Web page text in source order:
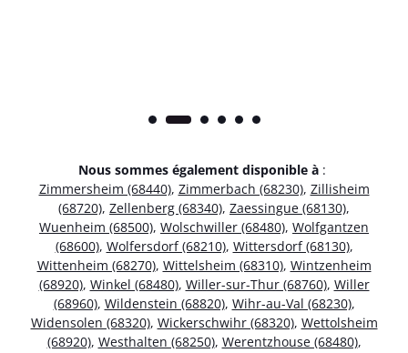
Nous sommes également disponible à :
Zimmersheim (68440), Zimmerbach (68230), Zillisheim
(68720), Zellenberg (68340), Zaessingue (68130),
Wuenheim (68500), Wolschwiller (68480), Wolfgantzen
(68600), Wolfersdorf (68210), Wittersdorf (68130),
Wittenheim (68270), Wittelsheim (68310), Wintzenheim
(68920), Winkel (68480), Willer-sur-Thur (68760), Willer
(68960), Wildenstein (68820), Wihr-au-Val (68230),
Widensolen (68320), Wickerschwihr (68320), Wettolsheim
(68920), Westhalten (68250), Werentzhouse (68480),